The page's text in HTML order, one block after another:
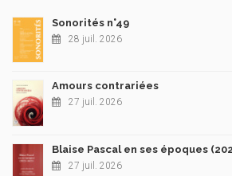
Sonorités n°49
28 juil. 2026
Amours contrariées
27 juil. 2026
Blaise Pascal en ses époques
27 juil. 2026